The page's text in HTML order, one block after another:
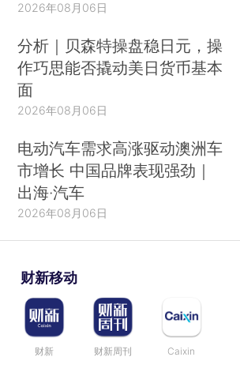
2026年08月06日
分析｜贝森特操盘稳日元，操
作巧思能否撬动美日货币基本
面
2026年08月06日
电动汽车需求高涨驱动澳洲车
市增长 中国品牌表现强劲｜
出海·汽车
2026年08月06日
财新移动
财新 财新周刊 Caixin